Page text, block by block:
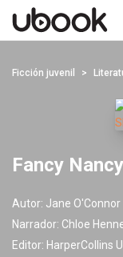
Ficción juvenil
Fancy
Autor: Jane O'Connor
Narrador: Chloe
Editor: HarperCollins